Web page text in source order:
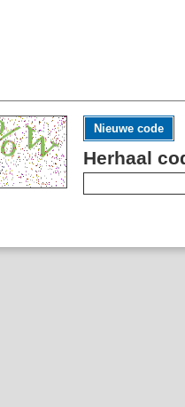
Nieuwe code
Herhaal